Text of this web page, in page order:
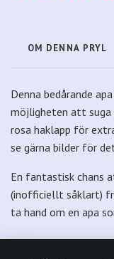
OM DENNA PRYL
Denna bedårande
möjligheten att suga
rosa haklapp för
se gärna bilder för
En fantastisk chans
(inofficiellt såklart)
ta hand om en apa